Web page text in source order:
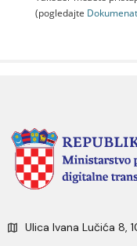
(pogledajte